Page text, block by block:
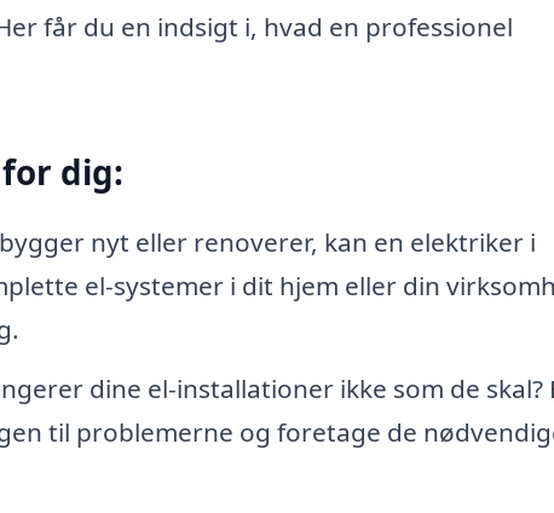
får du en indsigt i, hvad en professionel
dig:
nyt eller renoverer, kan en elektriker i
el-systemer i dit hjem eller din
dine el-installationer ikke som de skal?
til problemerne og foretage de